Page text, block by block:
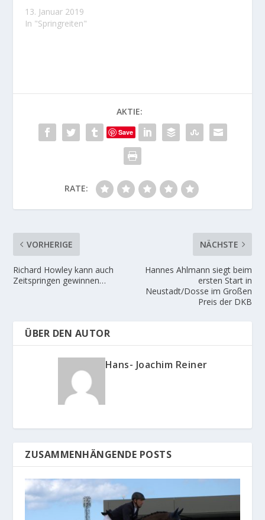
13. Januar 2019
In "Springreiten"
AKTIE:
Save
RATE:
VORHERIGE
Richard Howley kann auch
Zeitspringen gewinnen…
NÄCHSTE
Hannes Ahlmann siegt beim
ersten Start in
Neustadt/Dosse im Großen
Preis der DKB
ÜBER DEN AUTOR
Hans- Joachim Reiner
ZUSAMMENHÄNGENDE POSTS